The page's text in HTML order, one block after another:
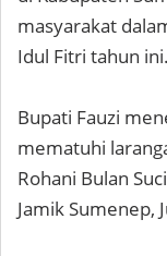
masyarakat
Idul Fitri tahun ini.
Bupati Fauzi
mematuhi
Rohani Bulan
Jamik Sumenep,